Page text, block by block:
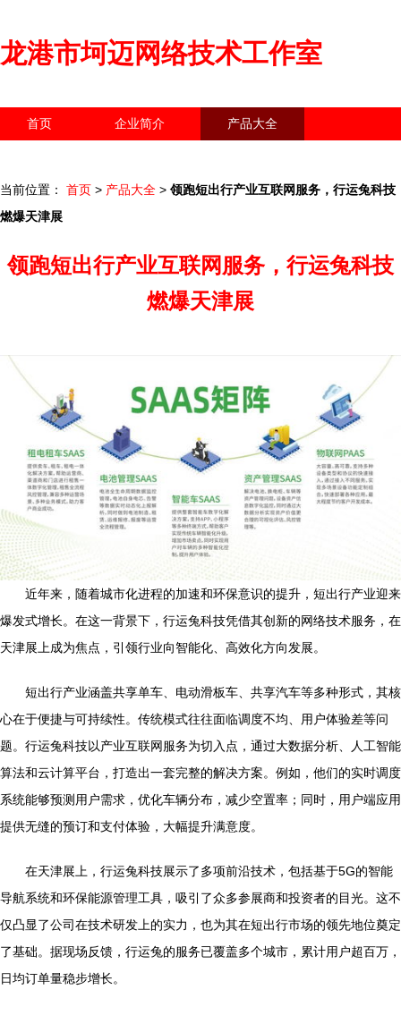
龙港市坷迈网络技术工作室
首页 企业简介 产品大全
当前位置： 首页 > 产品大全 > 领跑短出行产业互联网服务，行运兔科技
燃爆天津展
领跑短出行产业互联网服务，行运兔科技
燃爆天津展
近年来，随着城市化进程的加速和环保意识的提升，短出行产业迎来
爆发式增长。在这一背景下，行运兔科技凭借其创新的网络技术服务，在
天津展上成为焦点，引领行业向智能化、高效化方向发展。
短出行产业涵盖共享单车、电动滑板车、共享汽车等多种形式，其核
心在于便捷与可持续性。传统模式往往面临调度不均、用户体验差等问
题。行运兔科技以产业互联网服务为切入点，通过大数据分析、人工智能
算法和云计算平台，打造出一套完整的解决方案。例如，他们的实时调度
系统能够预测用户需求，优化车辆分布，减少空置率；同时，用户端应用
提供无缝的预订和支付体验，大幅提升满意度。
在天津展上，行运兔科技展示了多项前沿技术，包括基于5G的智能
导航系统和环保能源管理工具，吸引了众多参展商和投资者的目光。这不
仅凸显了公司在技术研发上的实力，也为其在短出行市场的领先地位奠定
了基础。据现场反馈，行运兔的服务已覆盖多个城市，累计用户超百万，
日均订单量稳步增长。